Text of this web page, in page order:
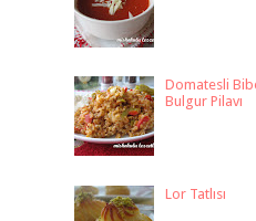
Domatesli
Bulgur Pilavı
Lor Tatlısı